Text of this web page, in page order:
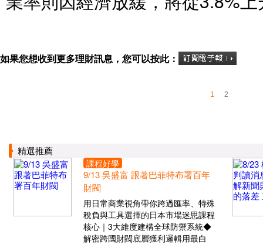
如果您想收到更多理財訊息，您可以按此：
1 2
精選推薦
課程好學
9/13 吳盛富 跟著巴菲特布署百年
財閥
用日常商業視角帶你跨過匯率、特殊
稅負與工具選擇的日本市場迷思課程
核心｜3大維度建構全球防禦系統◆
解密跨國財閥底層獲利邏輯用最白